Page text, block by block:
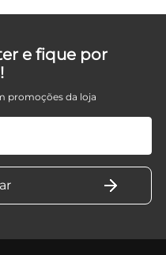
e fique por
promoções da loja